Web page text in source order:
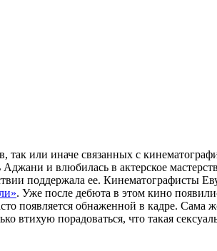
или иначе связанных с
и влюбилась в актерское
поддержала ее. Кинематографисты
. Уже после дебюта в этом кино
появляется обнаженной в кадре.
втихую порадоваться, что такая